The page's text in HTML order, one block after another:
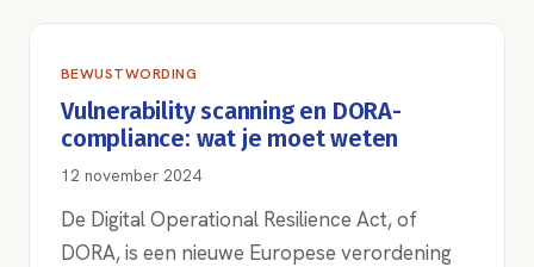
BEWUSTWORDING
Vulnerability scanning en DORA-
compliance: wat je moet weten
12 november 2024
De Digital Operational Resilience Act, of
DORA, is een nieuwe Europese verordening